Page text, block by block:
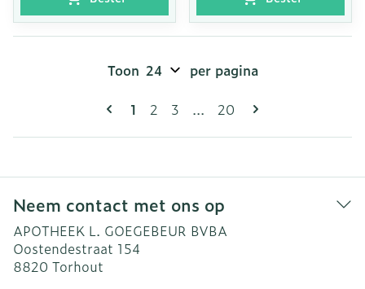
Pagina's
U lees momenteel pagina
1 Pagina
2 Pagina
3 ... Pagina
20
Toon per pagina
Neem contact met ons op
APOTHEEK L. GOEGEBEUR BVBA
Oostendestraat 154
8820 Torhout